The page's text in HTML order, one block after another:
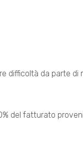
difficoltà da parte di
del fatturato